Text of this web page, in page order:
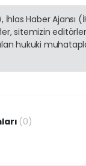
İhlas Haber Ajansı
sitemizin
hukuki
(0)